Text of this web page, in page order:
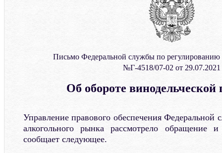
Письмо Федеральной службы по регулированию
№Г-4518/07-02 от 29.07.2021
Об обороте винодельческой
Управление правового обеспечения Федеральной
алкогольного рынка рассмотрело обращение
сообщает следующее.